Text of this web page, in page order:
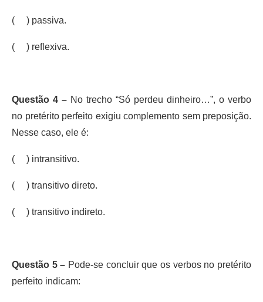
( ) passiva.
( ) reflexiva.
Questão 4 – No trecho “Só perdeu dinheiro…”, o verbo
no pretérito perfeito exigiu complemento sem preposição.
Nesse caso, ele é:
( ) intransitivo.
( ) transitivo direto.
( ) transitivo indireto.
Questão 5 – Pode-se concluir que os verbos no pretérito
perfeito indicam: